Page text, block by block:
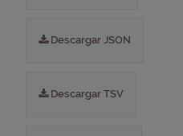
Descargar JSON
Descargar TSV